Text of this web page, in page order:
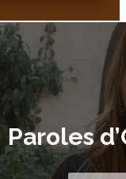
Paroles